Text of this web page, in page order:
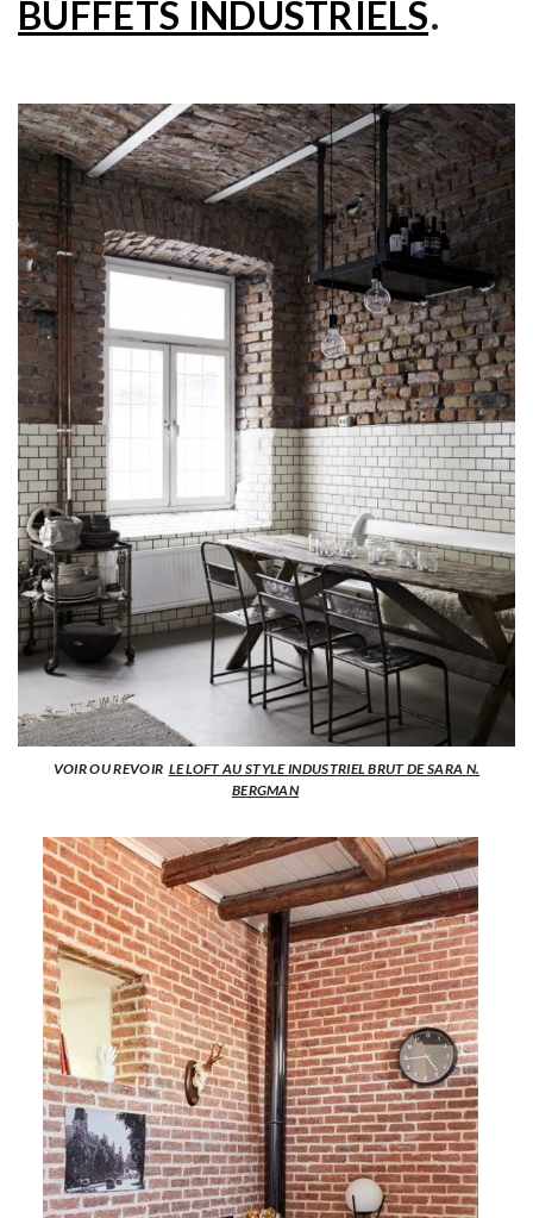
BUFFETS INDUSTRIELS.
VOIR OU REVOIR LE LOFT AU STYLE INDUSTRIEL BRUT DE SARA N.
BERGMAN